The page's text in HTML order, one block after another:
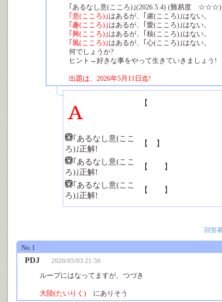
｢あるなし意(こころ)｣(2026.5.4) (難易度 ☆☆☆)
｢意(こころ)｣はあるが、｢慮(こころ)｣はない。
｢趣(こころ)｣はあるが、｢愛(こころ)｣はない。
｢興(こころ)｣はあるが、｢核(こころ)｣はない。
｢風(こころ)｣はあるが、｢心(こころ)｣はない。
何でしょうか?
ヒント→好きな事をやって生きていきましょう!
出題は、2026年5月11日迄!
【
｢あるなし意(ここ
ろ)｣正解!
【 】
｢あるなし意(ここ
ろ)｣正解!
【 】
｢あるなし意(ここ
ろ)｣正解!
【 】
回答
No.1
PDJ 2026/05/03 21:59
ループにはなってますが、つづき
大陸(たいりく) にありそう